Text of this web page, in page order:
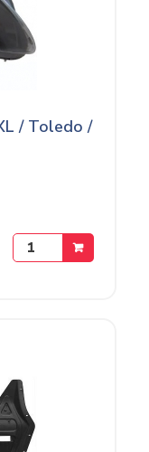
/ Toledo /